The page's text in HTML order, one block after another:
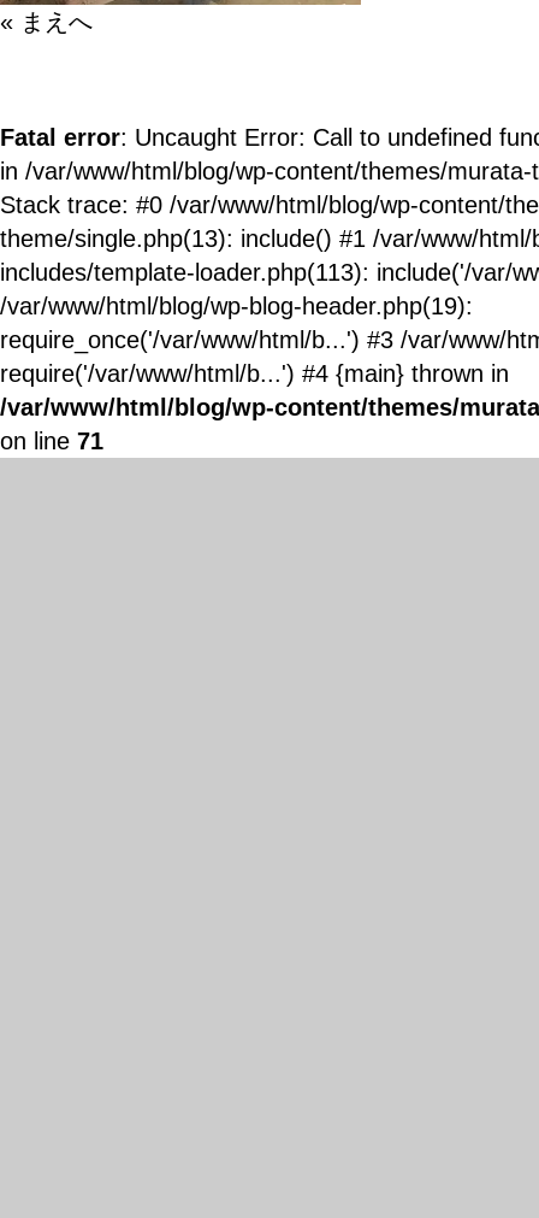
« まえへ
Fatal error: Uncaught Error: Call to undefined
in /var/www/html/blog/wp-content/themes/
Stack trace: #0 /var/www/html/blog/wp-content/
theme/single.php(13): include() #1 /var/www/html/
includes/template-loader.php(113): include('/var/
/var/www/html/blog/wp-blog-header.php(19):
require_once('/var/www/html/b...') #3 /var/www/
require('/var/www/html/b...') #4 {main} thrown in
/var/www/html/blog/wp-content/themes/
on line 71